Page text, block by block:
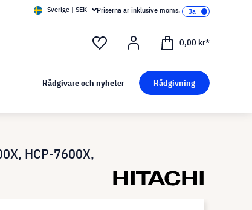
Sverige | SEK Priserna är inklusive moms.
0,00 kr*
Rådgivare och nyheter Rådgivning
HCP-7600X,